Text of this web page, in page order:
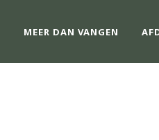
MEER DAN VANGEN